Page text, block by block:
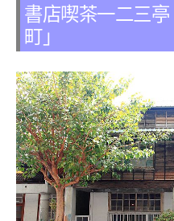
書店喫茶一二三
町」